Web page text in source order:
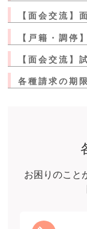
【面会交流】
【戸籍・調停
【面会交流】
各種請求の期
お困りのこと